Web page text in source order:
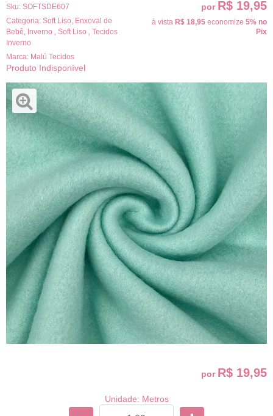
Sku: SOFTSDE607
Categoria: Soft Liso Enxoval de
Bebê Inverno Soft Liso
Tecidos
Inverno
Marca: Malú Tecidos
Produto Indisponível
por R$ 19,95
à vista R$ 18,95 economize 5% no
Pix
por R$ 19,95
Unidade: Metros